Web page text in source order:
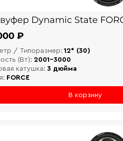
Dynamic State
₽
/ Типоразмер: 12* (30)
(Вт): 2001-3000
катушка: 3 дюйма
FORCE
В корзину